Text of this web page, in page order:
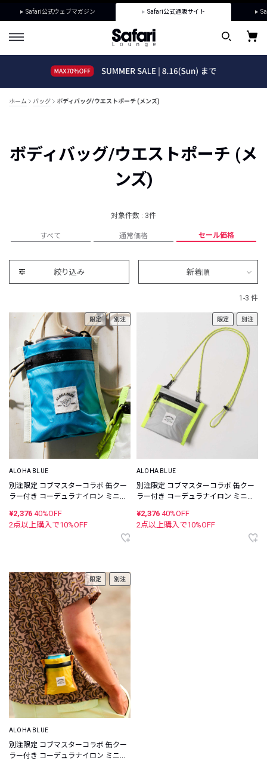
Safari公式ウェブマガジン Safari公式通販サイト
ホーム バッグ ボディバッグ/ウエストポーチ (メンズ)
ボディバッグ/ウエストポーチ (メ
ンズ)
対象件数 : 3件
すべて 通常価格 セール価格
絞り込み 新着順
1-3 件
限定 別注
ALOHA BLUE
別注限定 コブマスターコラボ 缶クー
ラー付き コーデュラナイロン ミニウ
¥2,376 40%OFF
2点以上購入で10%OFF
限定 別注
ALOHA BLUE
別注限定 コブマスターコラボ 缶クー
ラー付き コーデュラナイロン ミニウ
¥2,376 40%OFF
2点以上購入で10%OFF
限定 別注
ALOHA BLUE
別注限定 コブマスターコラボ 缶クー
ラー付き コーデュラナイロン ミニウ